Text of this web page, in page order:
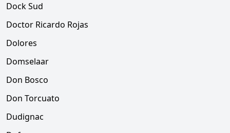
Dock Sud
Doctor Ricardo Rojas
Dolores
Domselaar
Don Bosco
Don Torcuato
Dudignac